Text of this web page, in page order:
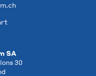
SA
30